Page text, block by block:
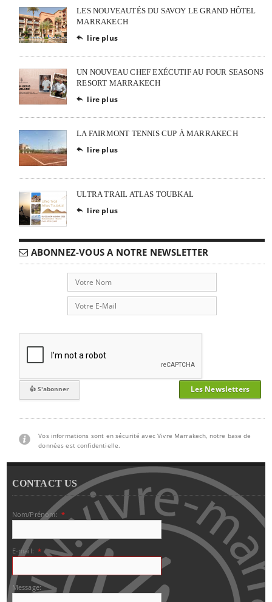
LES NOUVEAUTÉS DU SAVOY LE GRAND HÔTEL
MARRAKECH
 lire plus
UN NOUVEAU CHEF EXÉCUTIF AU FOUR SEASONS
RESORT MARRAKECH
 lire plus
LA FAIRMONT TENNIS CUP À MARRAKECH
 lire plus
ULTRA TRAIL ATLAS TOUBKAL
 lire plus
ABONNEZ-VOUS A NOTRE NEWSLETTER
Les Newsletters
Vos informations sont en sécurité avec Vivre Marrakech, notre base de
données est confidentielle.
CONTACT US
Nom/Prénom: *
E-mail: *
Message: